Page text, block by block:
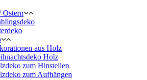
Ostern
aus Holz
Holz
zum Hinstellen
zum Aufhängen